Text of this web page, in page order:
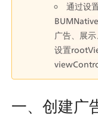
通过设
广告、展
设置
一、创建广